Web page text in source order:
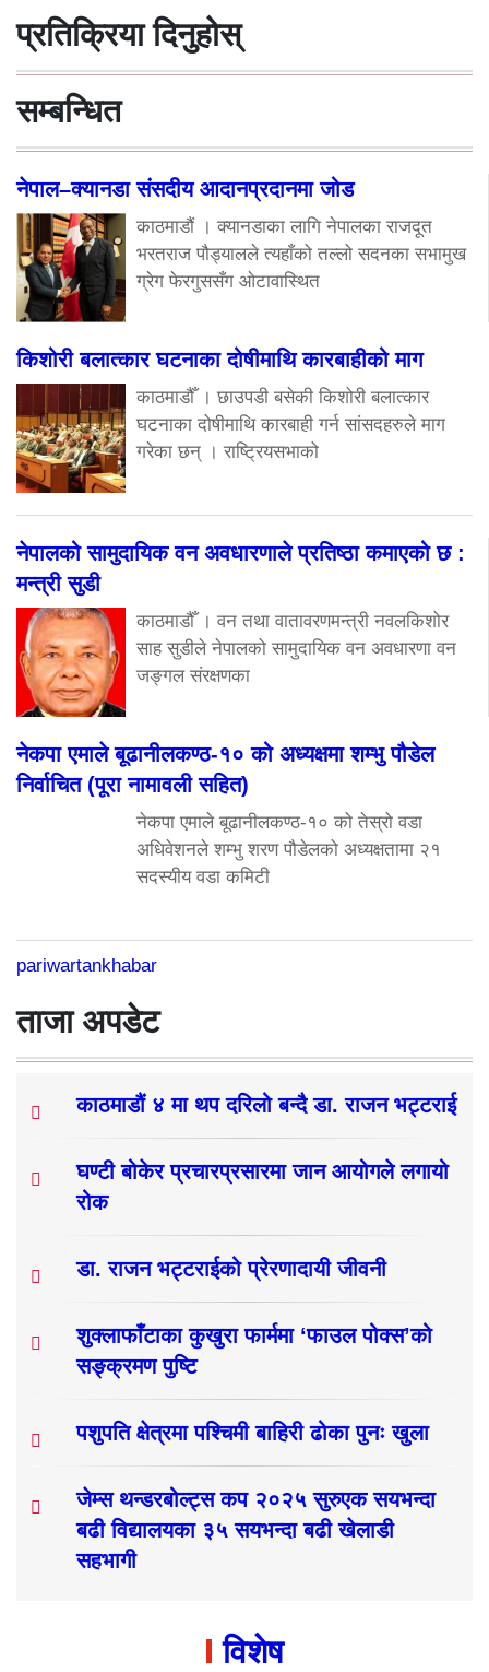
प्रतिक्रिया दिनुहोस्
सम्बन्धित
नेपाल–क्यानडा संसदीय आदानप्रदानमा जोड
काठमाडौं । क्यानडाका लागि नेपालका राजदूत
भरतराज पौड्यालले त्यहाँको तल्लो सदनका सभामुख
ग्रेग फेरगुससँग ओटावास्थित
किशोरी बलात्कार घटनाका दोषीमाथि कारबाहीको माग
काठमाडौँ । छाउपडी बसेकी किशोरी बलात्कार
घटनाका दोषीमाथि कारबाही गर्न सांसदहरुले माग
गरेका छन् । राष्ट्रियसभाको
नेपालको सामुदायिक वन अवधारणाले प्रतिष्ठा कमाएको छ :
मन्त्री सुडी
काठमाडौँ । वन तथा वातावरणमन्त्री नवलकिशोर
साह सुडीले नेपालको सामुदायिक वन अवधारणा वन
जङ्गल संरक्षणका
नेकपा एमाले बूढानीलकण्ठ-१० को अध्यक्षमा शम्भु पौडेल
निर्वाचित (पूरा नामावली सहित)
नेकपा एमाले बूढानीलकण्ठ-१० को तेस्रो वडा
अधिवेशनले शम्भु शरण पौडेलको अध्यक्षतामा २१
सदस्यीय वडा कमिटी
pariwartankhabar
ताजा अपडेट
काठमाडौं ४ मा थप दरिलो बन्दै डा. राजन भट्टराई
घण्टी बोकेर प्रचारप्रसारमा जान आयोगले लगायो
रोक
डा. राजन भट्टराईको प्रेरणादायी जीवनी
शुक्लाफाँटाका कुखुरा फार्ममा ‘फाउल पोक्स’को
सङ्क्रमण पुष्टि
पशुपति क्षेत्रमा पश्चिमी बाहिरी ढोका पुनः खुला
जेम्स थन्डरबोल्ट्स कप २०२५ सुरुएक सयभन्दा
बढी विद्यालयका ३५ सयभन्दा बढी खेलाडी
सहभागी
विशेष